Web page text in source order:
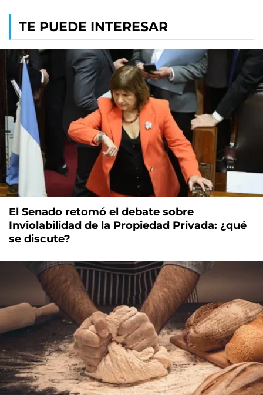
TE PUEDE INTERESAR
El Senado retomó el debate sobre
Inviolabilidad de la Propiedad Privada: ¿qué
se discute?